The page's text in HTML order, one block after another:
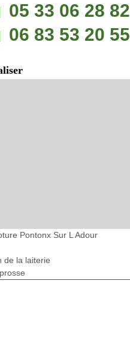
05 33 06 28 82
06 83 53 20 55
Pontonx Sur L Adour
de la laiterie